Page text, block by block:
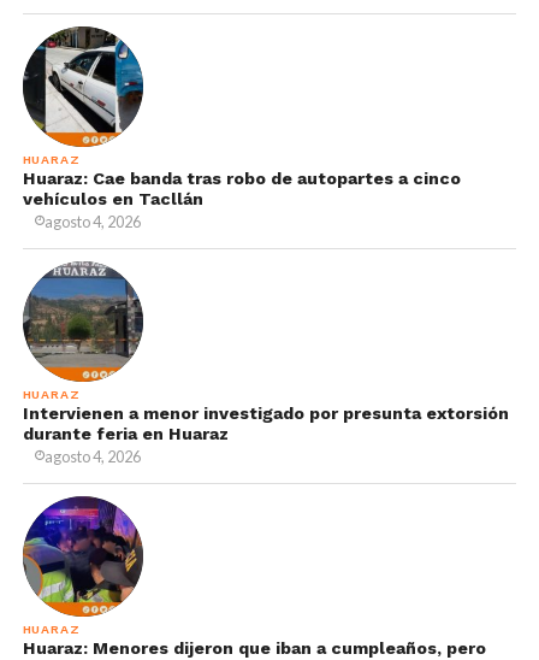
HUARAZ
Huaraz: Cae banda tras robo de autopartes a cinco
vehículos en Tacllán
agosto 4, 2026
HUARAZ
Intervienen a menor investigado por presunta extorsión
durante feria en Huaraz
agosto 4, 2026
HUARAZ
Huaraz: Menores dijeron que iban a cumpleaños, pero